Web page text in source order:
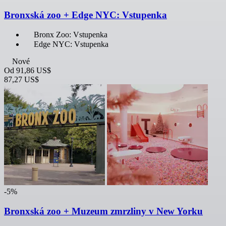
Bronxská zoo + Edge NYC: Vstupenka
Bronx Zoo: Vstupenka
Edge NYC: Vstupenka
Nové
Od 91,86 US$
87,27 US$
-5%
Bronxská zoo + Muzeum zmrzliny v New Yorku